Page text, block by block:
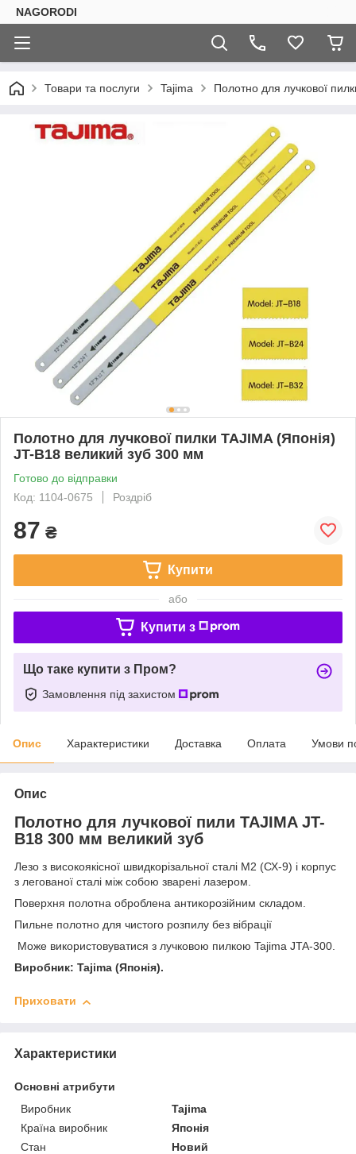
NAGORODI
Товари та послуги Tajima Полотно для лучкової
Полотно для лучкової пилки TAJIMA (Японія)
JT-B18 великий зуб 300 мм
Готово до відправки
Код: 1104-0675
Роздріб
87 ₴
Купити
або
Купити з
Що таке купити з Пром?
Замовлення під захистом
Опис Характеристики Доставка Оплата Умови
Опис
Полотно для лучкової пили TAJIMA JT-
B18 300 мм великий зуб
Лезо з високоякісної швидкорізальної сталі М2 (СХ-9) і корпус
з легованої сталі між собою зварені лазером.
Поверхня полотна оброблена антикорозійним складом.
Пильне полотно для чистого розпилу без вібрації
Може використовуватися з лучковою пилкою Tajima JTA-300.
Виробник: Tajima (Японія).
Приховати
Характеристики
Основні атрибути
Виробник
Tajima
Країна виробник
Японія
Стан
Новий